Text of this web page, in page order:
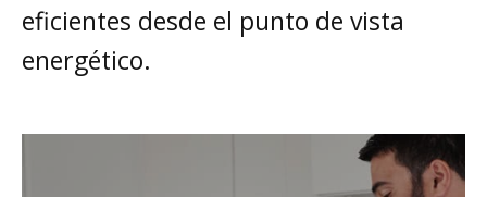
eficientes desde el punto de vista
energético.